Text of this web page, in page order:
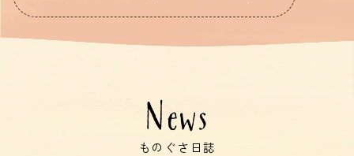
News
ものぐさ日誌